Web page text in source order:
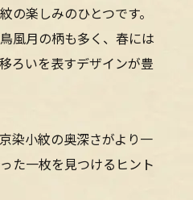
の楽しみのひとつです。
風月の柄も多く、春には
ろいを表すデザインが豊
染小紋の奥深さがより一
た一枚を見つけるヒント